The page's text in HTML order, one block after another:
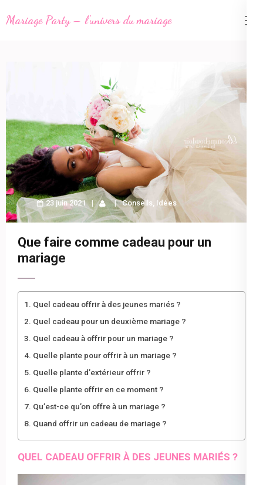
auMariage Party – l'univers du mariage
23 juin 2021 Conseils, Idées
Que faire comme cadeau pour un
mariage
Quel cadeau offrir à des jeunes mariés ?
Quel cadeau pour un deuxième mariage ?
Quel cadeau à offrir pour un mariage ?
Quelle plante pour offrir à un mariage ?
Quelle plante d’extérieur offrir ?
Quelle plante offrir en ce moment ?
Qu’est-ce qu’on offre à un mariage ?
Quand offrir un cadeau de mariage ?
QUEL CADEAU OFFRIR À DES JEUNES MARIÉS ?